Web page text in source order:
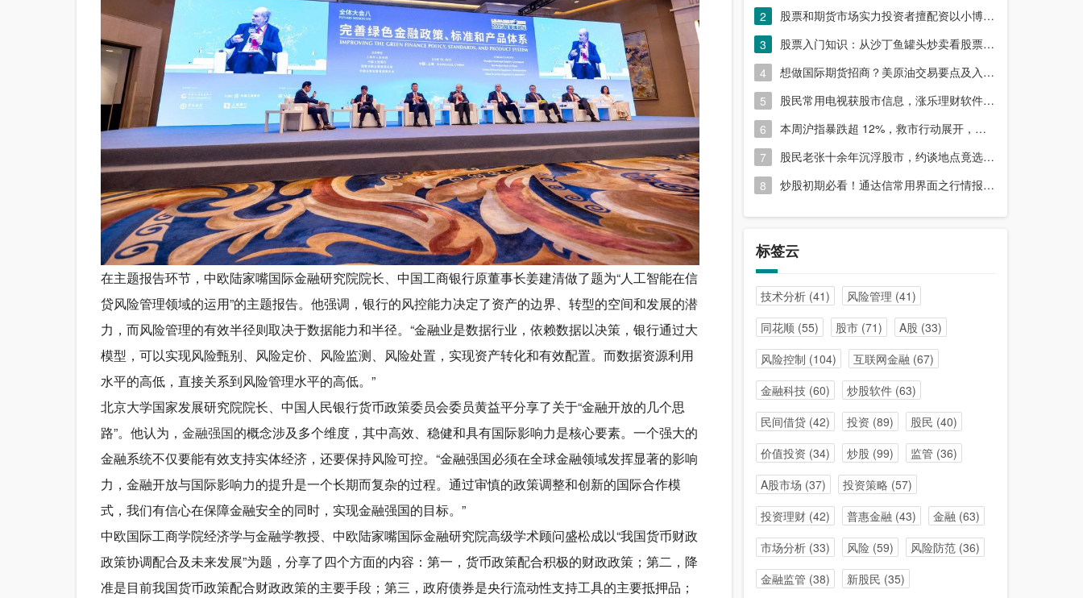
在主题报告环节，中欧陆家嘴国际金融研究院院长、中国工商银行原董事长姜建清做了题为“人工智能在信
贷风险管理领域的运用”的主题报告。他强调，银行的风控能力决定了资产的边界、转型的空间和发展的潜
力，而风险管理的有效半径则取决于数据能力和半径。“金融业是数据行业，依赖数据以决策，银行通过大
模型，可以实现风险甄别、风险定价、风险监测、风险处置，实现资产转化和有效配置。而数据资源利用
水平的高低，直接关系到风险管理水平的高低。”
北京大学国家发展研究院院长、中国人民银行货币政策委员会委员黄益平分享了关于“金融开放的几个思
路”。他认为， 金融强国的概念涉及多个维度，其中高效、稳健和具有国际影响力是核心要素。一个强大的
金融系统不仅要能有效支持实体经济，还要保持风险可控。“金融强国必须在全球金融领域发挥显著的影响
力，金融开放与国际影响力的提升是一个长期而复杂的过程。通过审慎的政策调整和创新的国际合作模
式，我们有信心在保障金融安全的同时，实现金融强国的目标。”
中欧国际工商学院经济学与金融学教授、中欧陆家嘴国际金融研究院高级学术顾问盛松成以“我国货币财政
政策协调配合及未来发展”为题，分享了四个方面的内容：第一，货币政策配合积极的财政政策；第二，降
准是目前我国货币政策配合财政政策的主要手段；第三，政府债券是央行流动性支持工具的主要抵押品；
2
股票和期货市场实力投资者擅配资以小博大，顶配网优势尽显
3
股票入门知识：从沙丁鱼罐头炒卖看股票交易本质，你了解吗？
4
想做国际期货招商？美原油交易要点及入门指南请收好
5
股民常用电视获股市信息，涨乐理财软件或能满足更多需求？
6
本周沪指暴跌超 12%，救市行动展开，周五市场有何措施？
7
股民老张十余年沉浮股市，约谈地点竟选在开户超市门口？
8
炒股初期必看！通达信常用界面之行情报价与分时图介绍
标签云
技术分析 (41) 风险管理 (41)
同花顺 (55) 股市 (71) A股 (33)
风险控制 (104) 互联网金融 (67)
金融科技 (60) 炒股软件 (63)
民间借贷 (42) 投资 (89) 股民 (40)
价值投资 (34) 炒股 (99) 监管 (36)
A股市场 (37) 投资策略 (57)
投资理财 (42) 普惠金融 (43) 金融 (63)
市场分析 (33) 风险 (59) 风险防范 (36)
金融监管 (38) 新股民 (35)